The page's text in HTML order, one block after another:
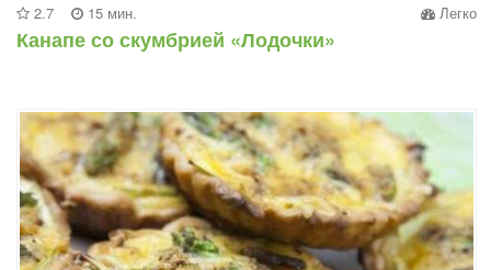
2.7 15 мин. Легко
Канапе со скумбрией «Лодочки»